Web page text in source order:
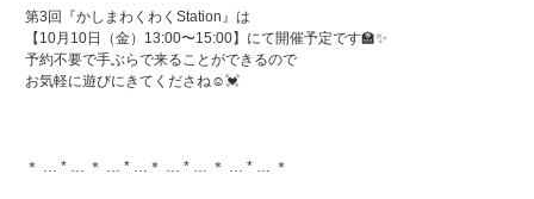
第3回『かしまわくわくStation』は
【10月10日（金）13:00〜15:00】にて開催予定です🏫✨
予約不要で手ぶらで来ることができるので
お気軽に遊びにきてくださね☺️💓
＊ … * … ＊ … * …＊ … * … ＊ … * … ＊